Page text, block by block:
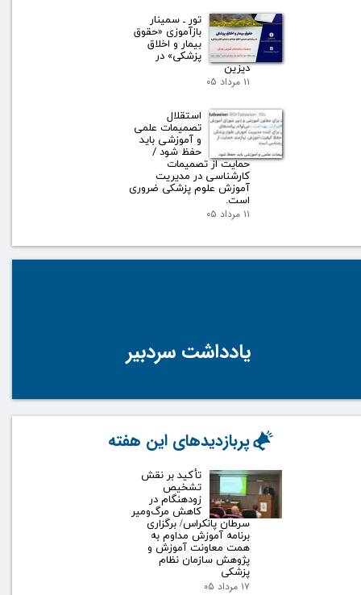
تور ـ سمینار
بازآموزی «حقوق
بیمار و اخلاق
پزشکی» در
دیزین
۱۱ مرداد ۰۵
استقلال
تصمیمات علمی
و آموزشی باید
حفظ شود /
حمایت از تصمیمات
کارشناسی در مدیریت
آموزش علوم پزشکی ضروری
است.
۱۱ مرداد ۰۵
یادداشت سردبیر
تأکید بر نقش
تشخیص
زودهنگام در
کاهش مرگ‌ومیر
سرطان پانکراس/ برگزاری
برنامه آموزش مداوم به
همت معاونت آموزش و
پژوهش سازمان نظام
پزشکی
۱۷ مرداد ۰۵
پربازدیدهای این هفته